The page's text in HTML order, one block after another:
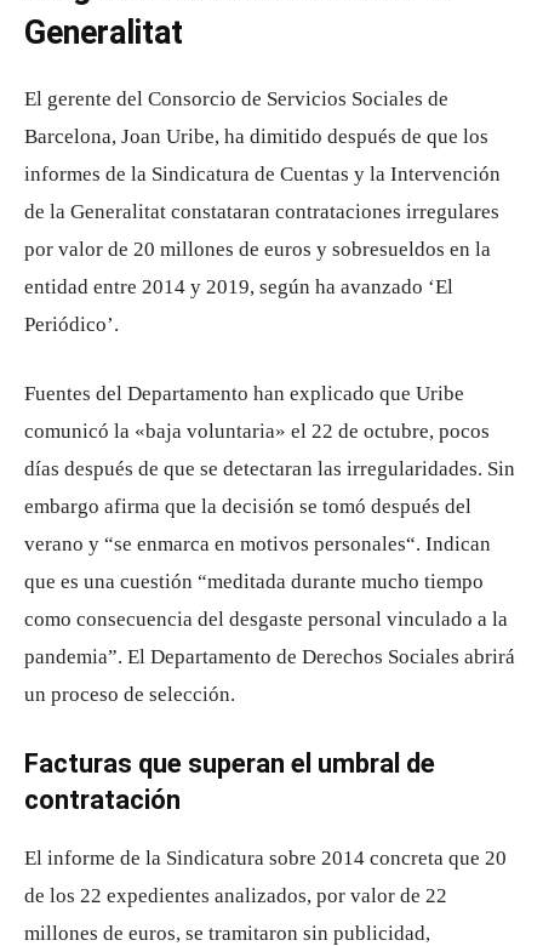
Generalitat
El gerente del Consorcio de Servicios Sociales de
Barcelona, Joan Uribe, ha dimitido después de que los
informes de la Sindicatura de Cuentas y la Intervención
de la Generalitat constataran contrataciones irregulares
por valor de 20 millones de euros y sobresueldos en la
entidad entre 2014 y 2019, según ha avanzado ‘El
Periódico’.
Fuentes del Departamento han explicado que Uribe
comunicó la «baja voluntaria» el 22 de octubre, pocos
días después de que se detectaran las irregularidades. Sin
embargo afirma que la decisión se tomó después del
verano y “se enmarca en motivos personales“. Indican
que es una cuestión “meditada durante mucho tiempo
como consecuencia del desgaste personal vinculado a la
pandemia”. El Departamento de Derechos Sociales abrirá
un proceso de selección.
Facturas que superan el umbral de
contratación
El informe de la Sindicatura sobre 2014 concreta que 20
de los 22 expedientes analizados, por valor de 22
millones de euros, se tramitaron sin publicidad,